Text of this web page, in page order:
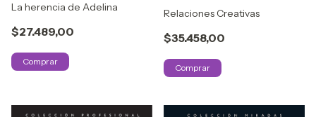
La herencia de Adelina
$27.489,00
Relaciones Creativas
$35.458,00